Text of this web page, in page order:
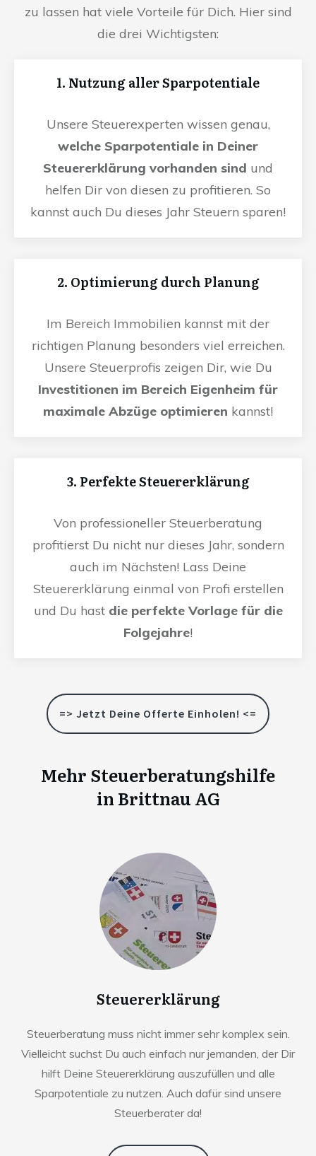
zu lassen hat viele Vorteile für Dich. Hier sind
die drei Wichtigsten:
1. Nutzung aller Sparpotentiale
Unsere Steuerexperten wissen genau,
welche Sparpotentiale in Deiner
Steuererklärung vorhanden sind und
helfen Dir von diesen zu profitieren. So
kannst auch Du dieses Jahr Steuern sparen!
2. Optimierung durch Planung
Im Bereich Immobilien kannst mit der
richtigen Planung besonders viel erreichen.
Unsere Steuerprofis zeigen Dir, wie Du
Investitionen im Bereich Eigenheim für
maximale Abzüge optimieren kannst!
3. Perfekte Steuererklärung
Von professioneller Steuerberatung
profitierst Du nicht nur dieses Jahr, sondern
auch im Nächsten! Lass Deine
Steuererklärung einmal von Profi erstellen
und Du hast die perfekte Vorlage für die
Folgejahre!
=> Jetzt Deine Offerte Einholen! <=
Mehr Steuerberatungshilfe
in Brittnau AG
Steuererklärung
Steuerberatung muss nicht immer sehr komplex sein.
Vielleicht suchst Du auch einfach nur jemanden, der Dir
hilft Deine Steuererklärung auszufüllen und alle
Sparpotentiale zu nutzen. Auch dafür sind unsere
Steuerberater da!